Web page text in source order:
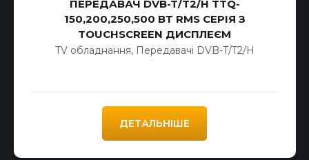
ПЕРЕДАВАЧ DVB-T/T2/H TTQ-
150,200,250,500 ВТ RMS СЕРІЯ З
TOUCHSCREEN ДИСПЛЕЄМ
TV обладнання, Передавачі DVB-T/T2/H
ДЕТАЛЬНІШЕ